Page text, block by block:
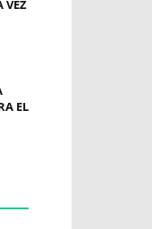
VEZ
EL